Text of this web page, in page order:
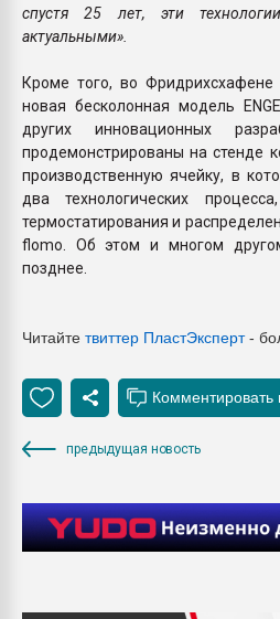
спустя 25 лет, эти
актуальными».
Кроме того, во Фридрихсхафене
новая бесколонная модель
других инновационных
продемонстрированы на стенде
производственную ячейку, в
два технологических
термостатирования и
flomo. Об этом и многом
позднее.
Читайте твиттер ПластЭксперт-
предыдущая новость